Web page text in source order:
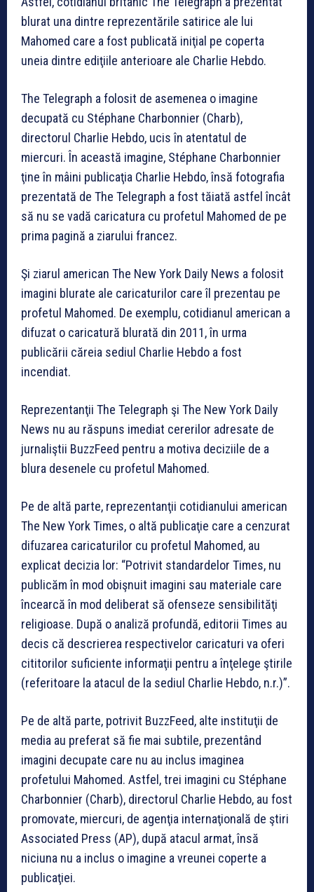
blurat una dintre reprezentările satirice ale lui
Mahomed care a fost publicată iniţial pe coperta
uneia dintre ediţiile anterioare ale Charlie Hebdo.
The Telegraph a folosit de asemenea o imagine
decupată cu Stéphane Charbonnier (Charb),
directorul Charlie Hebdo, ucis în atentatul de
miercuri. În această imagine, Stéphane Charbonnier
ţine în mâini publicaţia Charlie Hebdo, însă fotografia
prezentată de The Telegraph a fost tăiată astfel încât
să nu se vadă caricatura cu profetul Mahomed de pe
prima pagină a ziarului francez.
Şi ziarul american The New York Daily News a folosit
imagini blurate ale caricaturilor care îl prezentau pe
profetul Mahomed. De exemplu, cotidianul american a
difuzat o caricatură blurată din 2011, în urma
publicării căreia sediul Charlie Hebdo a fost
incendiat.
Reprezentanţii The Telegraph şi The New York Daily
News nu au răspuns imediat cererilor adresate de
jurnaliştii BuzzFeed pentru a motiva deciziile de a
blura desenele cu profetul Mahomed.
Pe de altă parte, reprezentanţii cotidianului american
The New York Times, o altă publicaţie care a cenzurat
difuzarea caricaturilor cu profetul Mahomed, au
explicat decizia lor: “Potrivit standardelor Times, nu
publicăm în mod obişnuit imagini sau materiale care
încearcă în mod deliberat să ofenseze sensibilităţi
religioase. După o analiză profundă, editorii Times au
decis că descrierea respectivelor caricaturi va oferi
cititorilor suficiente informaţii pentru a înţelege ştirile
(referitoare la atacul de la sediul Charlie Hebdo, n.r.)”.
Pe de altă parte, potrivit BuzzFeed, alte instituţii de
media au preferat să fie mai subtile, prezentând
imagini decupate care nu au inclus imaginea
profetului Mahomed. Astfel, trei imagini cu Stéphane
Charbonnier (Charb), directorul Charlie Hebdo, au fost
promovate, miercuri, de agenţia internaţională de ştiri
Associated Press (AP), după atacul armat, însă
niciuna nu a inclus o imagine a vreunei coperte a
publicaţiei.